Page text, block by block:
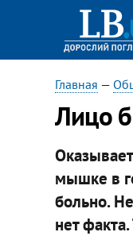
Главная —
Лицо
мышке в
больно.
нет